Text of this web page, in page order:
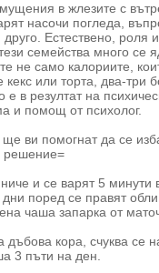
в жлезите с
насочи погледа,
Естествено, роля
семейства много се
не само калориите,
или торта, два-три
е в резултат на
и помощ от психолог.
ви помогнат да се
решение=
и се варят 5
поред се правят
чаша запарка от
дъбова кора, счуква се
3 пъти на ден.